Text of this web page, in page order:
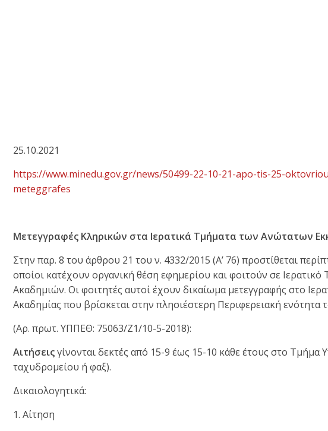
25.10.2021
https://www.minedu.gov.gr/news/50499-22-10-21-apo-tis-25-
meteggrafes
Μετεγγραφές Κληρικών στα Ιερατικά Τμήματα των Ανώτατων
Στην παρ. 8 του άρθρου 21 του ν. 4332/2015 (Α’ 76) προστίθεται
οποίοι κατέχουν οργανική θέση εφημερίου και φοιτούν σε
Ακαδημιών. Οι φοιτητές αυτοί έχουν δικαίωμα μετεγγραφής στο
Ακαδημίας που βρίσκεται στην πλησιέστερη Περιφερειακή ενότητα
(Αρ. πρωτ. ΥΠΠΕΘ: 75063/Ζ1/10-5-2018):
Αιτήσειςγίνονται δεκτές από 15-9 έως 15-10 κάθε έτους στο
ταχυδρομείου ή φαξ).
Δικαιολογητικά:
1. Αίτηση